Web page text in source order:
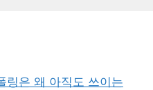
링은 왜 아직도 쓰이는